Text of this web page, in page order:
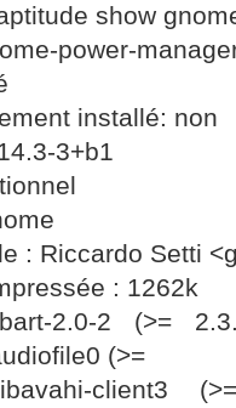
show
power-
installé: non
3+b1
: Riccardo Setti
: 1262k
2.0-2 (>=
(>=
client3